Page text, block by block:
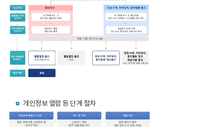
개인정보 열람 등 단계 절차